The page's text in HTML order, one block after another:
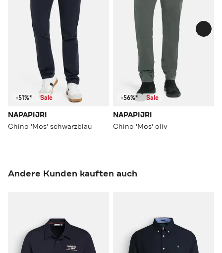
-51%* Sale
NAPAPIJRI
Chino 'Mos' schwarzblau
-56%* Sale
NAPAPIJRI
Chino 'Mos' oliv
Andere Kunden kauften auch